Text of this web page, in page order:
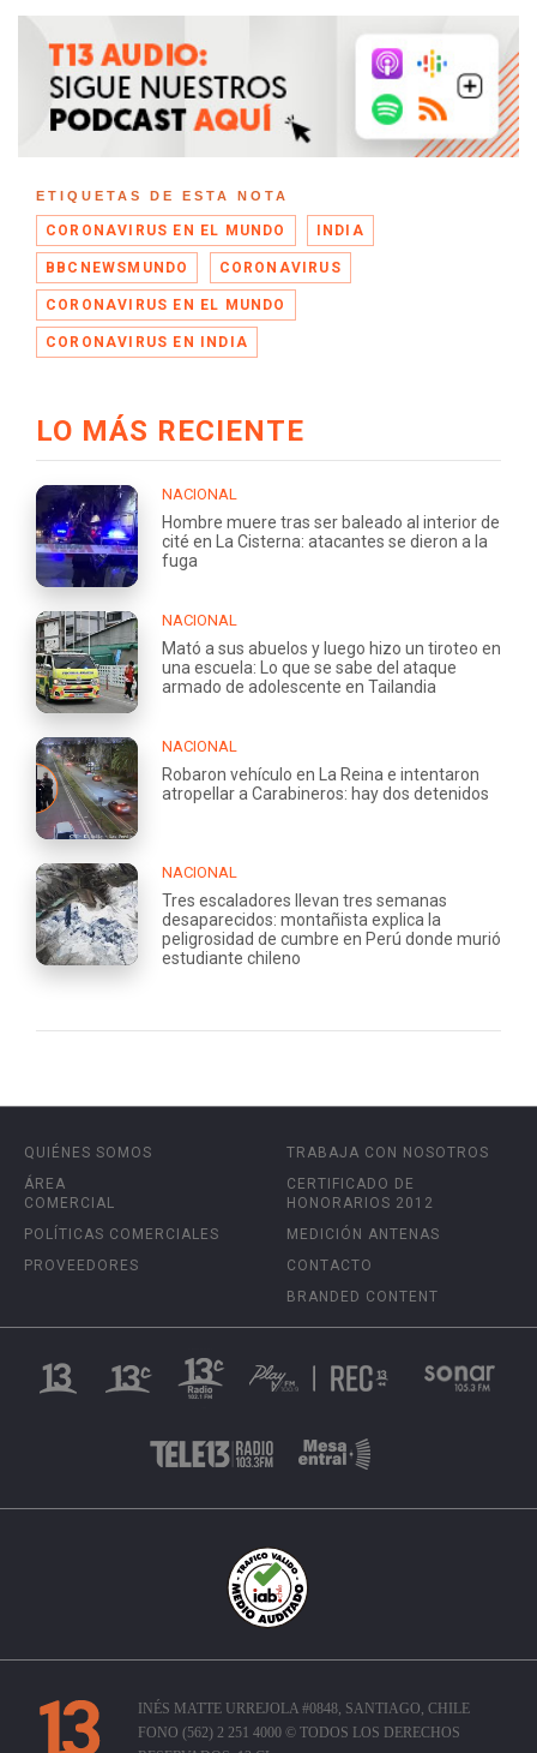
ETIQUETAS DE ESTA NOTA
CORONAVIRUS EN EL MUNDO INDIA
BBCNEWSMUNDO CORONAVIRUS
CORONAVIRUS EN EL MUNDO
CORONAVIRUS EN INDIA
LO MÁS RECIENTE
NACIONAL
Hombre muere tras ser baleado al interior de
cité en La Cisterna: atacantes se dieron a la
fuga
NACIONAL
Mató a sus abuelos y luego hizo un tiroteo en
una escuela: Lo que se sabe del ataque
armado de adolescente en Tailandia
NACIONAL
Robaron vehículo en La Reina e intentaron
atropellar a Carabineros: hay dos detenidos
NACIONAL
Tres escaladores llevan tres semanas
desaparecidos: montañista explica la
peligrosidad de cumbre en Perú donde murió
estudiante chileno
QUIÉNES SOMOS
ÁREA
COMERCIAL
POLÍTICAS COMERCIALES
PROVEEDORES
TRABAJA CON NOSOTROS
CERTIFICADO DE
HONORARIOS 2012
MEDICIÓN ANTENAS
CONTACTO
BRANDED CONTENT
INÉS MATTE URREJOLA #0848, SANTIAGO, CHILE
FONO (562) 2 251 4000 © TODOS LOS DERECHOS